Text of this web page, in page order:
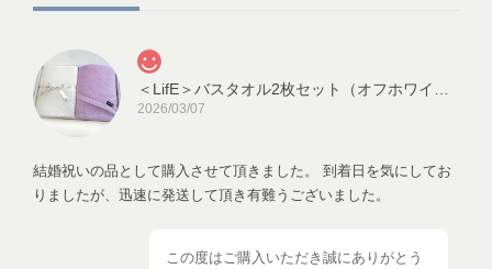
2026/03/07
結婚祝いの品として購入させて頂きました。 到着日を気にしてお
りましたが、迅速に発送して頂き有難うございました。
この度はご購入いただき誠にありがとう